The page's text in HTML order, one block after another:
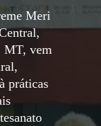
Meri
MT, vem
práticas